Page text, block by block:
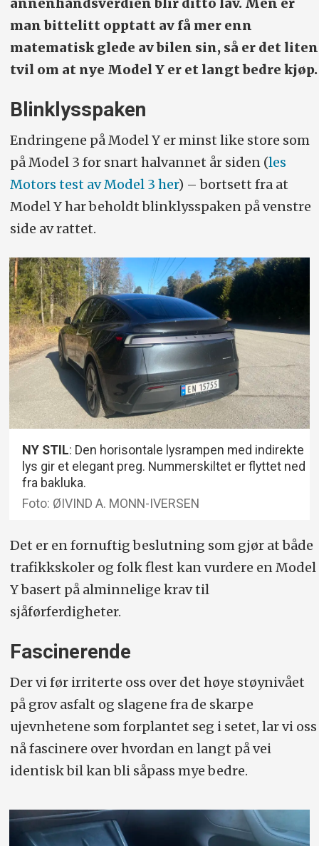
man bittelitt opptatt av få mer enn
matematisk glede av bilen sin, så er det liten
tvil om at nye Model Y er et langt bedre kjøp.
Blinklysspaken
Endringene på Model Y er minst like store som
på Model 3 for snart halvannet år siden (les
Motors test av Model 3 her) – bortsett fra at
Model Y har beholdt blinklysspaken på venstre
side av rattet.
NY STIL: Den horisontale lysrampen med indirekte
lys gir et elegant preg. Nummerskiltet er flyttet ned
fra bakluka.
Foto: ØIVIND A. MONN-IVERSEN
Det er en fornuftig beslutning som gjør at både
trafikkskoler og folk flest kan vurdere en Model
Y basert på alminnelige krav til
sjåførferdigheter.
Fascinerende
Der vi før irriterte oss over det høye støynivået
på grov asfalt og slagene fra de skarpe
ujevnhetene som forplantet seg i setet, lar vi oss
nå fascinere over hvordan en langt på vei
identisk bil kan bli såpass mye bedre.